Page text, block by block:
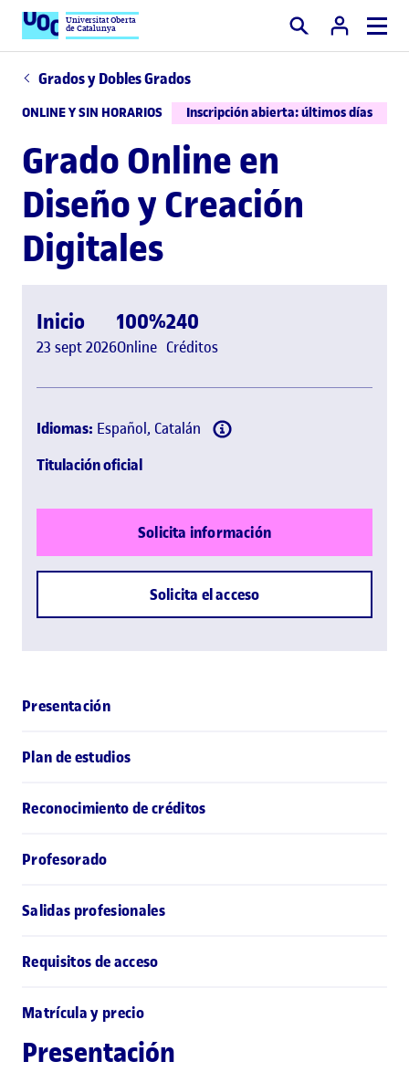
Universitat Oberta
de Catalunya Buscar
Grados y Dobles Grados
ONLINE Y SIN HORARIOS Inscripción abierta: últimos días
Grado Online en
Diseño y Creación
Digitales
Inicio
23 sept 2026
100%
Online
240
Créditos
Idiomas: Español, Catalán
Titulación oficial
Solicita información
Solicita el acceso
Presentación
Plan de estudios
Reconocimiento de créditos
Profesorado
Salidas profesionales
Requisitos de acceso
Matrícula y precio
Presentación